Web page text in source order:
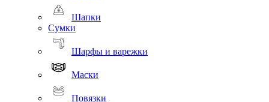
Шапки
Сумки
Шарфы и варежки
Маски
Повязки